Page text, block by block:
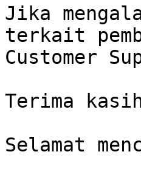
Jika
terkait
Customer
Terima
Selamat